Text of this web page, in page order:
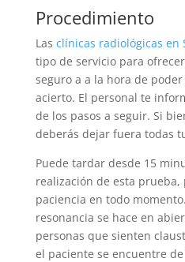
Procedimiento
Las clínicas radiológicas en
tipo de servicio para
seguro a a la hora de
acierto. El personal te
de los pasos a seguir. Si
deberás dejar fuera todas
Puede tardar desde 15
realización de esta prueba,
paciencia en todo
resonancia se hace en
personas que sienten
el paciente se encuentre